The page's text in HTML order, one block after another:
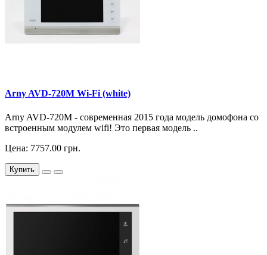
Arny AVD-720M Wi-Fi (white)
Arny AVD-720M - современная 2015 года модель домофона со
встроенным модулем wifi! Это первая модель ..
Цена: 7757.00 грн.
Купить